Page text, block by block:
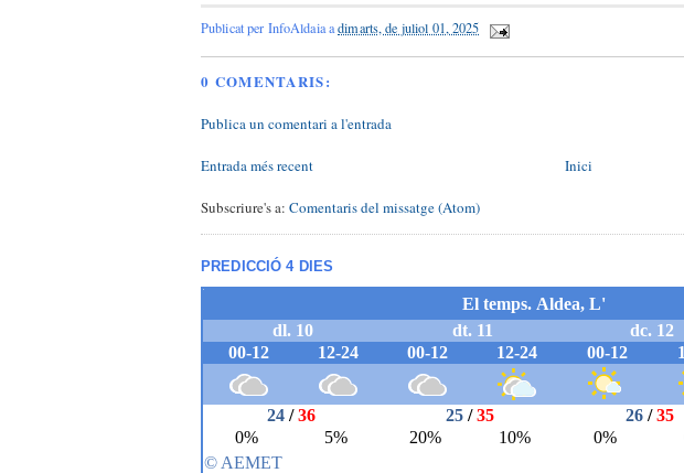
Publicat per InfoAldaiaadimarts, de juliol 01, 2025
0 COMENTARIS:
Publica un comentari a l'entrada
Entrada més recent Inici
Subscriure's a: Comentaris del missatge (Atom)
PREDICCIÓ 4 DIES